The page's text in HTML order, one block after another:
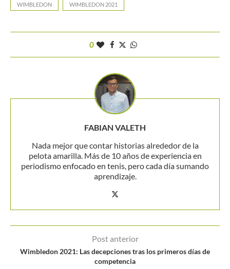
WIMBLEDON WIMBLEDON 2021
0
FABIAN VALETH
Nada mejor que contar historias alrededor de la
pelota amarilla. Más de 10 años de experiencia en
periodismo enfocado en tenis, pero cada día sumando
aprendizaje.
Post anterior
Wimbledon 2021: Las decepciones tras los primeros días de
competencia